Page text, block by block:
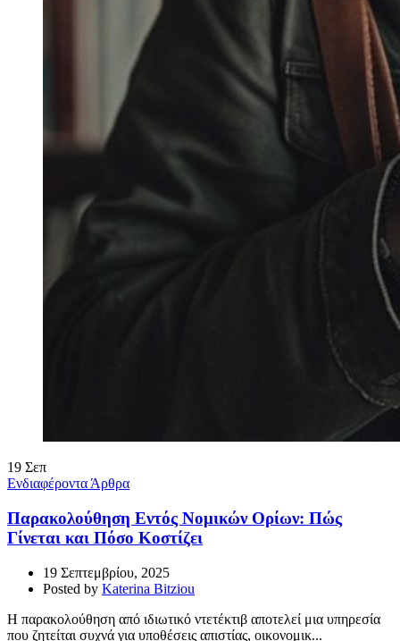
19 Σεπ
Ενδιαφέροντα Άρθρα
Παρακολούθηση Εντός Νομικών Ορίων: Πώς
Γίνεται και Πόσο Κοστίζει
19 Σεπτεμβρίου, 2025
Posted by Katerina Bitziou
Η παρακολούθηση από ιδιωτικό ντετέκτιβ αποτελεί μια υπηρεσία
που ζητείται συχνά για υποθέσεις απιστίας, οικονομικ...